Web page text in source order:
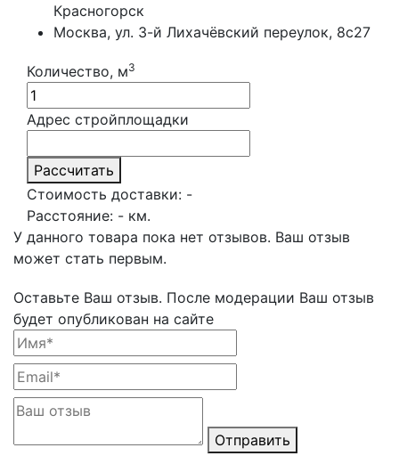
Красногорск
Москва, ул. 3-й Лихачёвский переулок, 8с27
Количество, м3
Адрес стройплощадки
Рассчитать
Стоимость доставки: -
Расстояние: - км.
У данного товара пока нет отзывов. Ваш отзыв
может стать первым.
Оставьте Ваш отзыв. После модерации Ваш отзыв
будет опубликован на сайте
Отправить